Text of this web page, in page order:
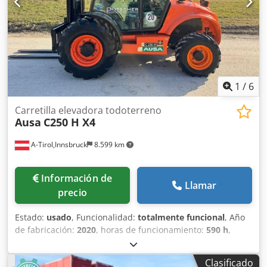
1 / 6
A-Tirol,Innsbruck 8.599 km
Carretilla elevadora todoterreno
Ausa C250 H X4
Información de
precio
Llamar
Estado: usado, Funcionalidad: totalmente funcional, Año
de fabricación: 2020, horas de funcionamiento: 590 h,
2.500 kg, altura de elevación:
mm, ascensor libre:1.330 mm, tipo de combustible:
Clasificado